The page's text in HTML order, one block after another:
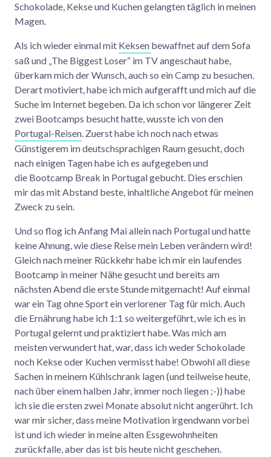
Schokolade, Kekse und Kuchen gelangten täglich in meinen
Magen.
Als ich wieder einmal mit Keksen bewaffnet auf dem Sofa
saß und „The Biggest Loser“ im TV angeschaut habe,
überkam mich der Wunsch, auch so ein Camp zu besuchen.
Derart motiviert, habe ich mich aufgerafft und mich auf die
Suche im Internet begeben. Da ich schon vor längerer Zeit
zwei Bootcamps besucht hatte, wusste ich von den
Portugal-Reisen. Zuerst habe ich noch nach etwas
Günstigerem im deutschsprachigen Raum gesucht, doch
nach einigen Tagen habe ich es aufgegeben und
die Bootcamp Break in Portugal gebucht. Dies erschien
mir das mit Abstand beste, inhaltliche Angebot für meinen
Zweck zu sein.
Und so flog ich Anfang Mai allein nach Portugal und hatte
keine Ahnung, wie diese Reise mein Leben verändern wird!
Gleich nach meiner Rückkehr habe ich mir ein laufendes
Bootcamp in meiner Nähe gesucht und bereits am
nächsten Abend die erste Stunde mitgemacht! Auf einmal
war ein Tag ohne Sport ein verlorener Tag für mich. Auch
die Ernährung habe ich 1:1 so weitergeführt, wie ich es in
Portugal gelernt und praktiziert habe. Was mich am
meisten verwundert hat, war, dass ich weder Schokolade
noch Kekse oder Kuchen vermisst habe! Obwohl all diese
Sachen in meinem Kühlschrank lagen (und teilweise heute,
nach über einem halben Jahr, immer noch liegen ;-)) habe
ich sie die ersten zwei Monate absolut nicht angerührt. Ich
war mir sicher, dass meine Motivation irgendwann vorbei
ist und ich wieder in meine alten Essgewohnheiten
zurückfalle, aber das ist bis heute nicht geschehen.